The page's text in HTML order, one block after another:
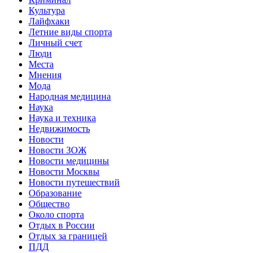
Культура
Лайфхаки
Летние виды спорта
Личный счет
Люди
Места
Мнения
Мода
Народная медицина
Наука
Наука и техника
Недвижимость
Новости
Новости ЗОЖ
Новости медицины
Новости Москвы
Новости путешествий
Образование
Общество
Около спорта
Отдых в России
Отдых за границей
ПДД